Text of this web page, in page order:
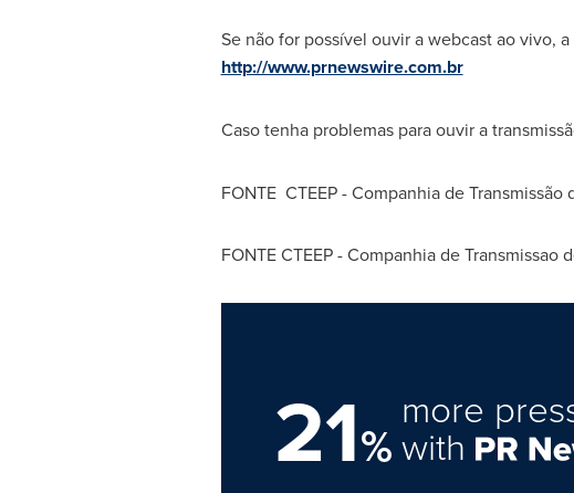
Se não for possível ouvir a webcast ao vivo,
http://www.prnewswire.com.br
Caso tenha problemas para ouvir a
FONTE CTEEP - Companhia de Transmissão
FONTE CTEEP - Companhia de Transmissao
21%
more
with